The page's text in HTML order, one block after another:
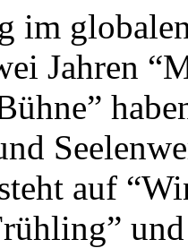
im
Jahren
auf